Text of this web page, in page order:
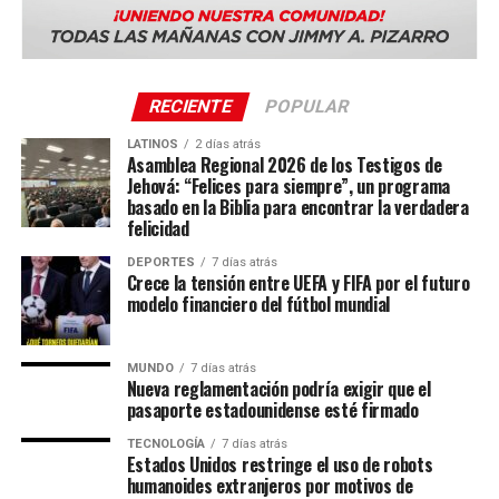
La importancia de los juguetes
Además de reducir el aburrimiento de tu perro, jugar con juguetes
puede ayudar a eliminar otros comportamientos no deseados y
reconfortarlo cuando se quede solo
Además de reducir el aburrimiento de tu perro, jugar con
Bruno había rescatado acinco personas con vida y
localizado cuatro cuerpos
ha generado una ola de indignación en redes sociales,
medios y sectores políticos, que exigen justicia y mayor
protección para los animales de servicio.
RECIENTE POPULAR
LATINOS 2 días atrás
Asamblea Regional 2026 de los Testigos de
Jehová: “Felices para siempre”, un programa
basado en la Biblia para encontrar la verdadera
felicidad
DEPORTES 7 días atrás
Crece la tensión entre UEFA y FIFA por el futuro
modelo financiero del fútbol mundial
MUNDO 7 días atrás
Nueva reglamentación podría exigir que el
pasaporte estadounidense esté firmado
TECNOLOGÍA 7 días atrás
Estados Unidos restringe el uso de robots
humanoides extranjeros por motivos de